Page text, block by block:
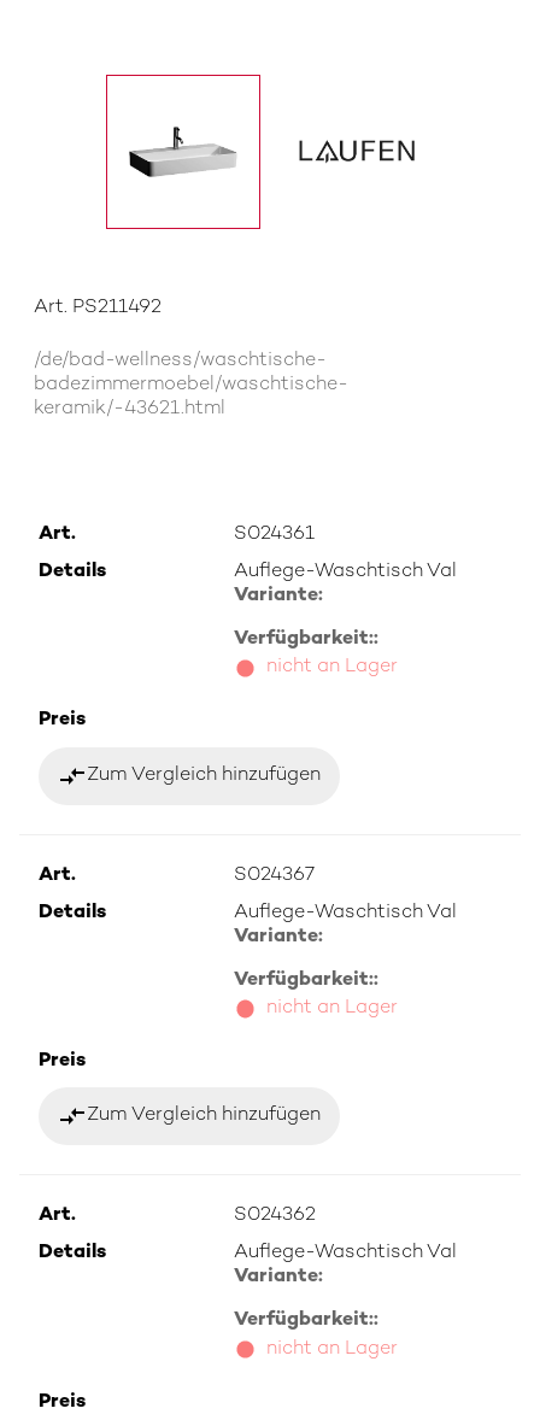
Art. PS211492
/de/bad-wellness/waschtische-
badezimmermoebel/waschtische-
keramik/-43621.html
Art.
S024361
Details
Auflege-Waschtisch Val
Variante:
Verfügbarkeit::
nicht an Lager
Preis
compare_arrowsZum Vergleich hinzufügen
Art.
S024367
Details
Auflege-Waschtisch Val
Variante:
Verfügbarkeit::
nicht an Lager
Preis
compare_arrowsZum Vergleich hinzufügen
Art.
S024362
Details
Auflege-Waschtisch Val
Variante:
Verfügbarkeit::
nicht an Lager
Preis